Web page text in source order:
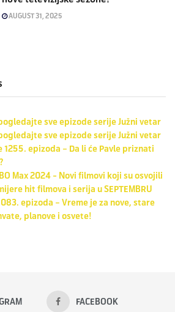
AUGUST 31, 2025
sve epizode serije Južni vetar
sve epizode serije Južni vetar
1255. epizoda – Da li će Pavle priznati
Max 2024 - Novi filmovi koji su osvojili
hit filmova i serija u SEPTEMBRU
epizoda – Vreme je za nove, stare
planove i osvete!
FACEBOOK